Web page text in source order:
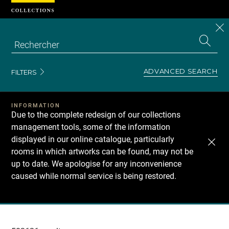
FILTERS ADVANCED SEARCH
INFORMATION
Due to the complete redesign of our collections
management tools, some of the information
displayed in our online catalogue, particularly
rooms in which artworks can be found, may not be
up to date. We apologise for any inconvenience
caused while normal service is being restored.
Recherche
Cookies management panel